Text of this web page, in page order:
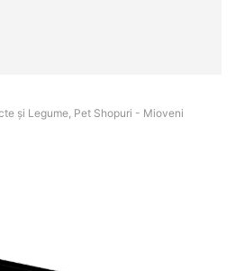
și Legume, Pet Shopuri - Mioveni